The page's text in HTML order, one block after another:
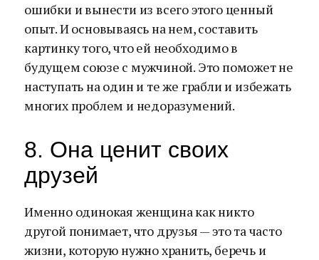
ошибки и вынести из всего этого ценный
опыт. И основываясь на нем, составить
картинку того, что ей необходимо в
будущем союзе с мужчиной. Это поможет не
наступать на один и те же грабли и избежать
многих проблем и недоразумений.
8. Она ценит своих
друзей
Именно одинокая женщина как никто
другой понимает, что друзья — это та часто
жизни, которую нужно хранить, беречь и